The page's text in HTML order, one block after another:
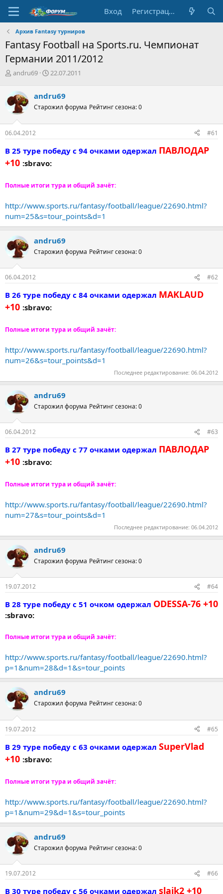
Вход Регистрация
Архив Fantasy турниров
Fantasy Football на Sports.ru. Чемпионат
Германии 2011/2012
А
т
о
р
т
е
м
andru69
Д
а
н
ч
а
22.07.2011
andru69
Старожил форума Рейтинг сезона: 0
06.04.2012 #61
В 25 туре победу с 94 очками одержал ПАВЛОДАР
+10 :sbravo:
Полные итоги тура и общий зачёт:
http://www.sports.ru/fantasy/football/league/22690.html?
num=25&s=tour_points&d=1
andru69
Старожил форума Рейтинг сезона: 0
06.04.2012 #62
В 26 туре победу с 84 очками одержал MAKLAUD
+10 :sbravo:
Полные итоги тура и общий зачёт:
http://www.sports.ru/fantasy/football/league/22690.html?
num=26&s=tour_points&d=1
Последнее редактирование: 06.04.2012
andru69
Старожил форума Рейтинг сезона: 0
06.04.2012 #63
В 27 туре победу с 77 очками одержал ПАВЛОДАР
+10 :sbravo:
Полные итоги тура и общий зачёт:
http://www.sports.ru/fantasy/football/league/22690.html?
num=27&s=tour_points&d=1
Последнее редактирование: 06.04.2012
andru69
Старожил форума Рейтинг сезона: 0
19.07.2012 #64
В 28 туре победу с 51 очком одержал ODESSA-76 +10
:sbravo:
Полные итоги тура и общий зачёт:
http://www.sports.ru/fantasy/football/league/22690.html?
p=1&num=28&d=1&s=tour_points
andru69
Старожил форума Рейтинг сезона: 0
19.07.2012 #65
В 29 туре победу с 63 очками одержал SuperVlad
+10 :sbravo:
Полные итоги тура и общий зачёт:
http://www.sports.ru/fantasy/football/league/22690.html?
p=1&num=29&d=1&s=tour_points
andru69
Старожил форума Рейтинг сезона: 0
19.07.2012 #66
В 30 туре победу с 56 очками одержал slajk2 +10